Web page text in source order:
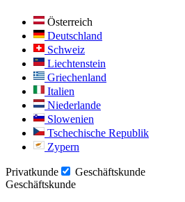
Österreich
Deutschland
Schweiz
Liechtenstein
Griechenland
Italien
Niederlande
Slowenien
Tschechische Republik
Zypern
Privatkunde
Geschäftskunde
Geschäftskunde